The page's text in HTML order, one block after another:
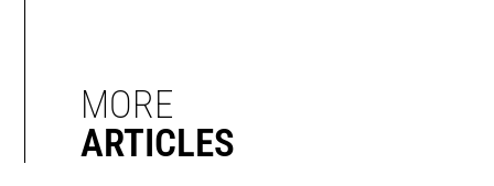
MORE
ARTICLES